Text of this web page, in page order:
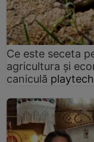
Ce este seceta
agricultura și
caniculă